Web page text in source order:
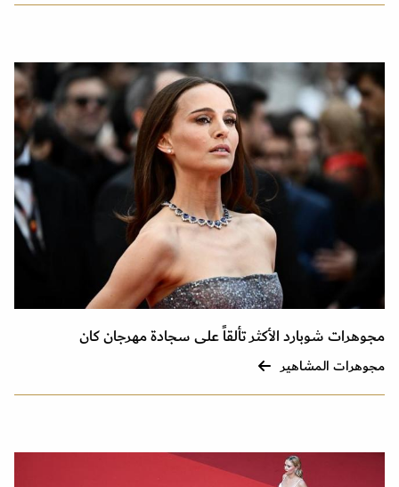
مجوهرات شوبارد الأكثر تألقاً على سجادة مهرجان كان
مجوهرات المشاهير